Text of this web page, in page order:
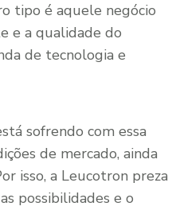
tipo é aquele negócio
e a qualidade do
de tecnologia e
sofrendo com essa
de mercado, ainda
isso, a Leucotron preza
possibilidades e o